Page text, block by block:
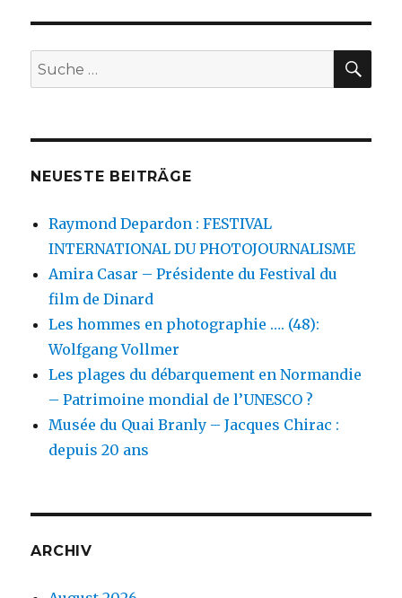
Suche
nach:
NEUESTE BEITRÄGE
Raymond Depardon : FESTIVAL
INTERNATIONAL DU PHOTOJOURNALISME
Amira Casar – Présidente du Festival du
film de Dinard
Les hommes en photographie …. (48):
Wolfgang Vollmer
Les plages du débarquement en Normandie
– Patrimoine mondial de l’UNESCO ?
Musée du Quai Branly – Jacques Chirac :
depuis 20 ans
ARCHIV